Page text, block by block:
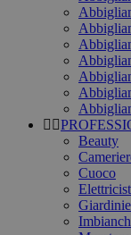
Beauty
Cuoco